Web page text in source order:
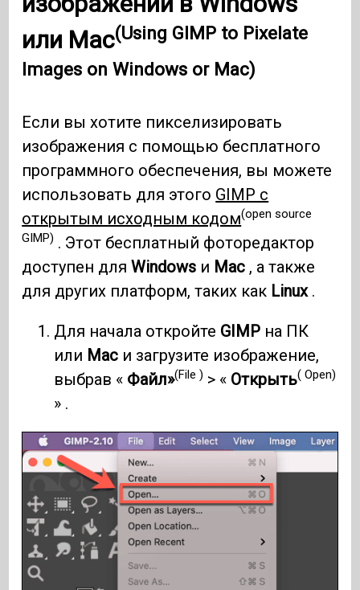
или Mac(Using GIMP to Pixelate
Images on Windows or Mac)
Если вы хотите пикселизировать
изображения с помощью бесплатного
программного обеспечения, вы можете
использовать для этого GIMP с
открытым исходным кодом(open source
GIMP) . Этот бесплатный фоторедактор
доступен дляWindows и Mac , а также
для других платформ, таких как Linux.
Для начала откройте GIMP на ПК
или Mac и загрузите изображение,
выбрав « Файл»(File ) > « Открыть( Open)
» .